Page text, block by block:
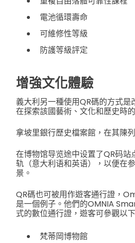
電池循環壽命
可維修性等級
防護等級評定
增強文化體驗
義大利另一種使用QR碼的方式是
在探索該國藝術、文化和歷史時
拿坡里銀行歷史檔案館，在其陳
在博物馆导览途中设置了QR码站
轨（意大利语和英语），以便在
景。
QR碼也可被用作遊客通行證，
是一個例子。他們的OMNIA
式的數位通行證，遊客可參觀以
梵蒂岡博物館